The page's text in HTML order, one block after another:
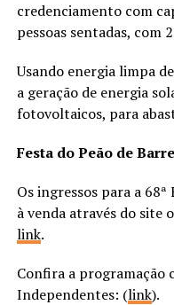
credenciamento com
pessoas sentadas, com
Usando energia limpa
a geração de energia
fotovoltaicos, para
Festa do Peão de
Os ingressos para a
à venda através do site
link.
Confira a programação
Independentes: (link).